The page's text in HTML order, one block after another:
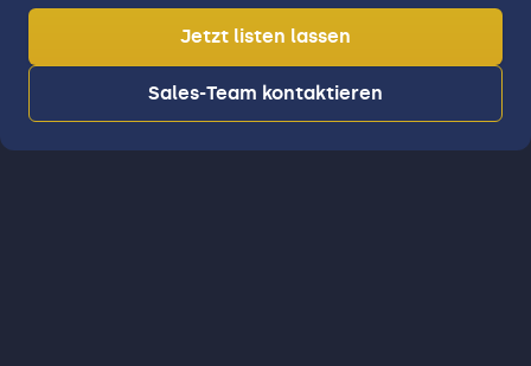
Jetzt listen lassen
Sales-Team kontaktieren